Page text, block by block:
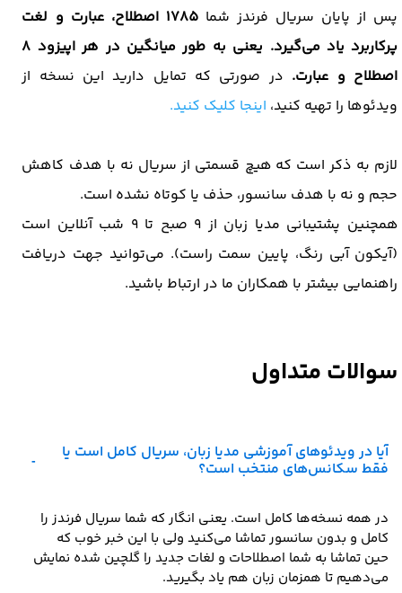
پس از پایان سریال فرندز شما
1785 اصطلاح، عبارت و لغت
پرکاربرد یاد می‌گیرد. یعنی به طور میانگین در هر اپیزود 8
اصطلاح و عبارت.​​​​​​​ در صورتی که تمایل دارید این نسخه از
ویدئوها را تهیه کنید، اینجا کلیک کنید.
لازم به ذکر است که هیچ قسمتی از سریال نه با هدف کاهش
حجم و نه با هدف سانسور، حذف یا کوتاه نشده است.
همچنین پشتیبانی مدیا زبان از 9 صبح تا 9 شب آنلاین است
(آیکون آبی رنگ، پایین سمت راست). می‌توانید جهت دریافت
راهنمایی بیشتر با همکاران ما در ارتباط باشید.​​​​​​​
سوالات متداول
آیا در ویدئوهای آموزشی مدیا زبان، سریال کامل است یا
فقط سکانس‌های منتخب است؟
می‌دهیم تا همزمان زبان هم یاد بگیرید.